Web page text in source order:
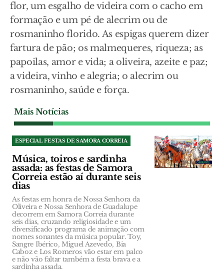
flor, um esgalho de videira com o cacho em
formação e um pé de alecrim ou de
rosmaninho florido. As espigas querem dizer
fartura de pão; os malmequeres, riqueza; as
papoilas, amor e vida; a oliveira, azeite e paz;
a videira, vinho e alegria; o alecrim ou
rosmaninho, saúde e força.
Mais Notícias
ESPECIAL FESTAS DE SAMORA CORREIA
Música, toiros e sardinha
assada: as festas de Samora
Correia estão aí durante seis
dias
As festas em honra de Nossa Senhora da
Oliveira e Nossa Senhora de Guadalupe
decorrem em Samora Correia durante
seis dias, cruzando religiosidade e um
diversificado programa de animação com
nomes sonantes da música popular. Toy,
Sangre Ibérico, Miguel Azevedo, Bia
Caboz e Los Romeros vão estar em palco
e não vão faltar também a festa brava e a
sardinha assada.